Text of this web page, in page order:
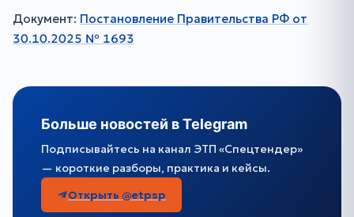
Документ: Постановление Правительства РФ от
30.10.2025 № 1693
Больше новостей в Telegram
Подписывайтесь на канал ЭТП «Спецтендер»
— короткие разборы, практика и кейсы.
Открыть @etpsp